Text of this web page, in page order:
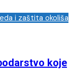
i zaštita okoliša
koje